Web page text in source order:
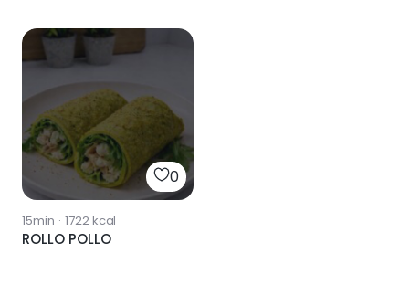
0
15min · 1722kcal
ROLLO POLLO